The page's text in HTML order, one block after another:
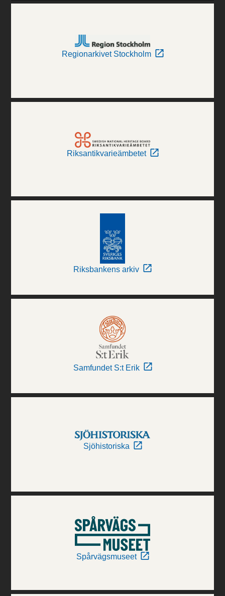
Regionarkivet Stockholm
Riksantikvarieämbetet
Riksbankens arkiv
Samfundet S:t Erik
Sjöhistoriska
Spårvägsmuseet